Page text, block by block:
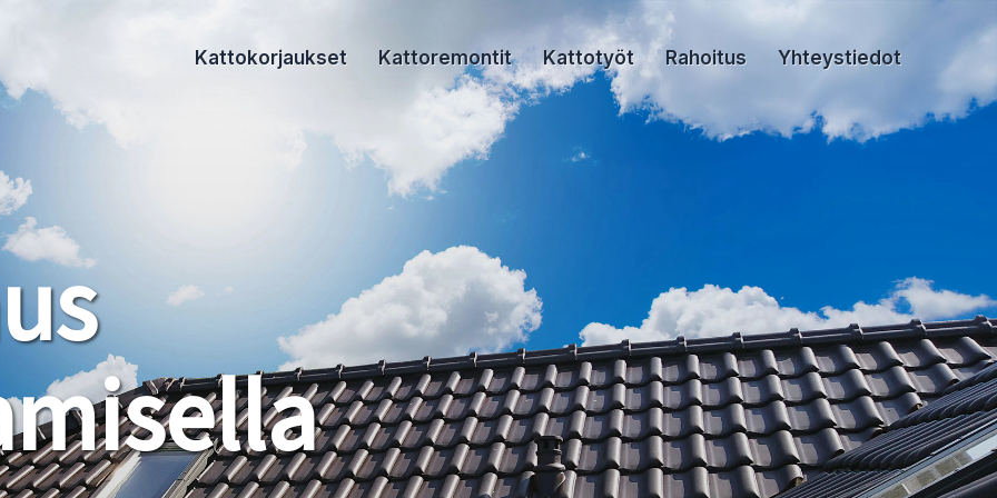
Kattokorjaukset Kattoremontit Kattotyöt Rahoitus Yhteystiedot